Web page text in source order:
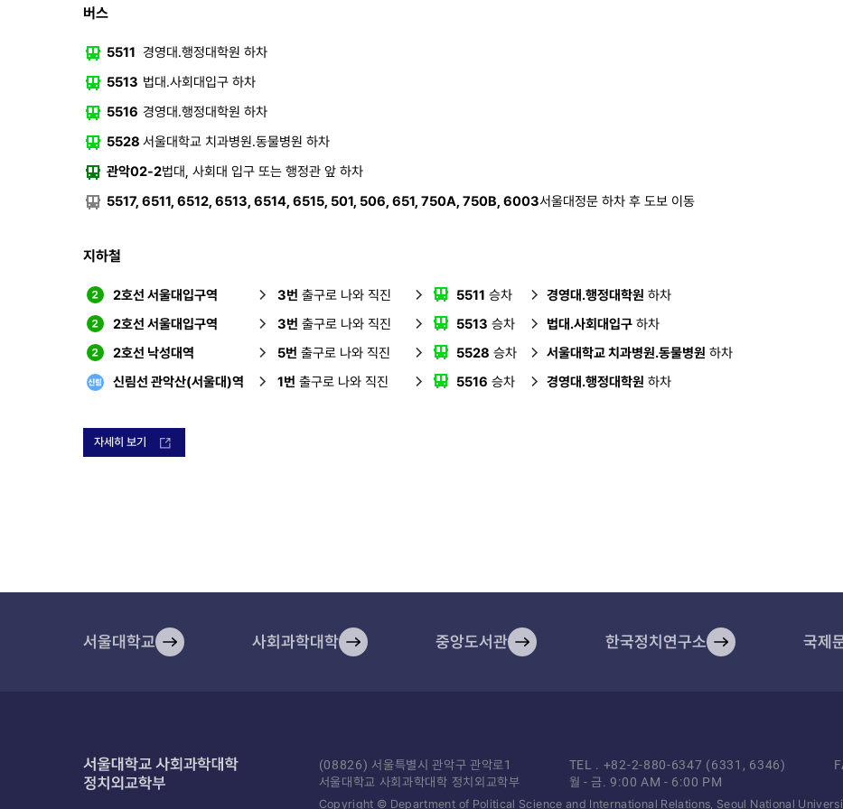
버스
5511 경영대.행정대학원 하차
5513 법대.사회대입구 하차
5516 경영대.행정대학원 하차
5528 서울대학교 치과병원.동물병원 하차
관악02-2법대, 사회대 입구 또는 행정관 앞 하차
5517, 6511, 6512, 6513, 6514, 6515, 501, 506, 651, 750A, 750B, 6003서울대정문 하차 후 도보 이동
지하철
2호선 서울대입구역 3번 출구로 나와 직진 5511 승차 경영대.행정대학원 하차
2호선 서울대입구역
3번 출구로 나와 직진 5513 승차 법대.사회대입구 하차
2호선 낙성대역
5번 출구로 나와 직진 5528 승차 서울대학교 치과병원.동물병원 하차
신림선 관악산(서울대)역
1번 출구로 나와 직진 5516 승차 경영대.행정대학원 하차
자세히 보기
서울대학교 사회과학대학 중앙도서관 한국정치연구소 국제
(08826) 서울특별시 관악구 관악로1
서울대학교 사회과학대학 정치외교학부
TEL . +82-2-880-6347 (6331, 6346)
월 - 금.9:00 AM - 6:00 PM
Copyright © Department of Political Science and International Relations, Seoul National